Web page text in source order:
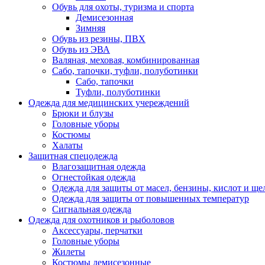
Обувь для охоты, туризма и спорта
Демисезонная
Зимняя
Обувь из резины, ПВХ
Обувь из ЭВА
Валяная, меховая, комбинированная
Сабо, тапочки, туфли, полуботинки
Сабо, тапочки
Туфли, полуботинки
Одежда для медицинских учереждений
Брюки и блузы
Головные уборы
Костюмы
Халаты
Защитная спецодежда
Влагозащитная одежда
Огнестойкая одежда
Одежда для защиты от масел, бензины, кислот и
Одежда для защиты от повышенных температур
Сигнальная одежда
Одежда для охотников и рыболовов
Аксессуары, перчатки
Головные уборы
Жилеты
Костюмы демисезонные